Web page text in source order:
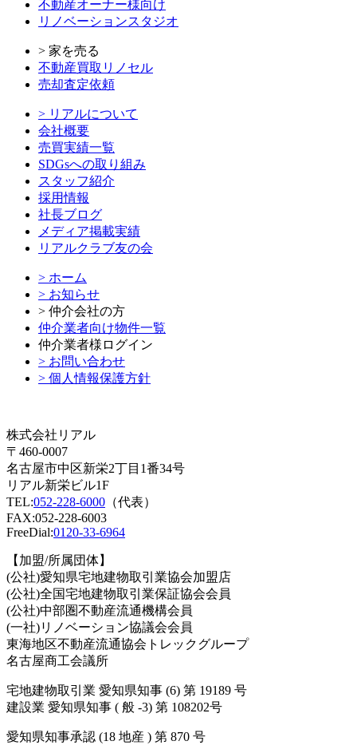
不動産オーナー様向け
リノベーションスタジオ
> 家を売る
不動産買取リノセル
売却査定依頼
> リアルについて
会社概要
売買実績一覧
SDGsへの取り組み
スタッフ紹介
採用情報
社長ブログ
メディア掲載実績
リアルクラブ友の会
> ホーム
> お知らせ
> 仲介会社の方
仲介業者向け物件一覧
仲介業者様ログイン
> お問い合わせ
> 個人情報保護方針
株式会社リアル
〒460-0007
名古屋市中区新栄2丁目1番34号
リアル新栄ビル1F
TEL:052-228-6000 （代表）
FAX:052-228-6003
FreeDial:0120-33-6964
【加盟/所属団体】
(公社)愛知県宅地建物取引業協会加盟店
(公社)全国宅地建物取引業保証協会会員
(公社)中部圏不動産流通機構会員
(一社)リノベーション協議会会員
東海地区不動産流通協会トレックグループ
名古屋商工会議所
宅地建物取引業 愛知県知事 (6) 第 19189 号
建設業 愛知県知事 ( 般 -3) 第 108202号
愛知県知事承認 (18 地産 ) 第 870 号